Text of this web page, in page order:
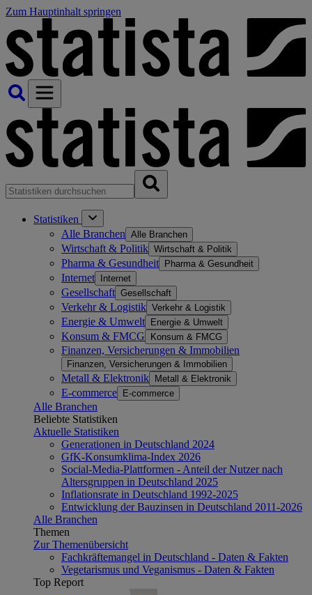
Zum Hauptinhalt springen
Statistiken
Alle Branchen Alle Branchen
Wirtschaft & Politik Wirtschaft & Politik
Pharma & Gesundheit Pharma & Gesundheit
Internet Internet
Gesellschaft Gesellschaft
Verkehr & Logistik Verkehr & Logistik
Energie & Umwelt Energie & Umwelt
Konsum & FMCG Konsum & FMCG
Finanzen, Versicherungen & Immobilien
Finanzen, Versicherungen & Immobilien
Metall & Elektronik Metall & Elektronik
E-commerce E-commerce
Alle Branchen
Beliebte Statistiken
Aktuelle Statistiken
Generationen in Deutschland 2024
GfK-Konsumklima-Index 2026
Social-Media-Plattformen - Anteil der Nutzer nach
Altersgruppen in Deutschland 2025
Inflationsrate in Deutschland 1992-2025
Entwicklung der Bauzinsen in Deutschland 2011-2026
Alle Branchen
Themen
Zur Themenübersicht
Fachkräftemangel in Deutschland - Daten & Fakten
Vegetarismus und Veganismus - Daten & Fakten
Top Report